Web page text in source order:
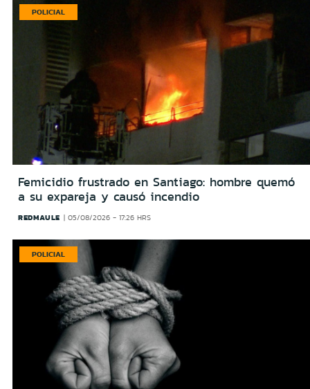
POLICIAL
Femicidio frustrado en Santiago: hombre quemó
a su expareja y causó incendio
REDMAULE 05/08/2026 - 17:26 HRS
POLICIAL